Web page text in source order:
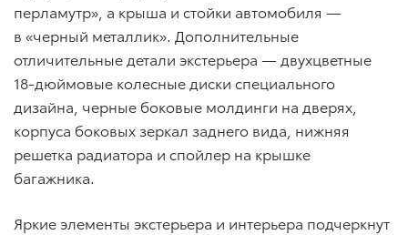
перламутр», а крыша и стойки автомобиля —
в «черный металлик». Дополнительные
отличительные детали экстерьера — двухцветные
18-дюймовые колесные диски специального
дизайна, черные боковые молдинги на дверях,
корпуса боковых зеркал заднего вида, нижняя
решетка радиатора и спойлер на крышке
багажника.
Яркие элементы экстерьера и интерьера подчеркнут